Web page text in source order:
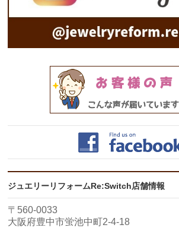
ジュエリーリフォームRe:Switch店舗情報
〒560-0033
大阪府豊中市蛍池中町2-4-18